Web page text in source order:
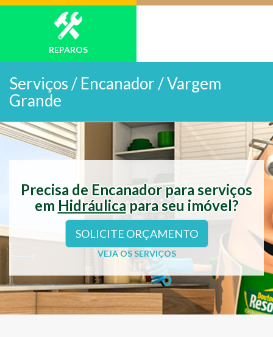
REPAROS
Serviços / Encanador / Vargem
Grande
Precisa de Encanador para serviços
em Hidráulicapara seu imóvel?
SOLICITE ORÇAMENTO
VEJA OS SERVIÇOS